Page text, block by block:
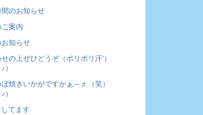
のお知らせ
案内
知らせ
の上ぜひどうぞ（ポリポリ汗‘）
）
焼きいかがですかぁ～♬（笑）
）
てます